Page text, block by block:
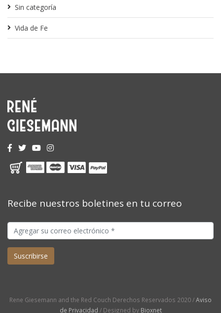
Sin categoría
Vida de Fe
Recibe nuestros boletines en tu correo
Rene Giesemann and the Red Couch Derechos Reservados 2020 /Aviso
de Privacidad / Designed by Bioxnet